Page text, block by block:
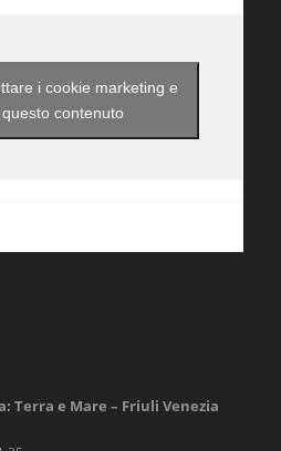
i cookie marketing e
contenuto
Terra e Mare – Friuli Venezia